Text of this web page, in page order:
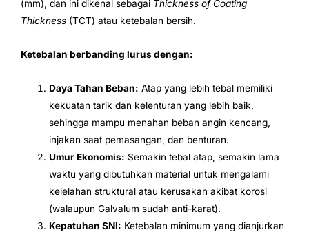
(mm), dan ini dikenal sebagai Thickness of Coating
Thickness (TCT) atau ketebalan bersih.
Ketebalan berbanding lurus dengan:
Daya Tahan Beban: Atap yang lebih tebal memiliki
kekuatan tarik dan kelenturan yang lebih baik,
sehingga mampu menahan beban angin kencang,
injakan saat pemasangan, dan benturan.
Umur Ekonomis: Semakin tebal atap, semakin lama
waktu yang dibutuhkan material untuk mengalami
kelelahan struktural atau kerusakan akibat korosi
(walaupun Galvalum sudah anti-karat).
Kepatuhan SNI: Ketebalan minimum yang dianjurkan